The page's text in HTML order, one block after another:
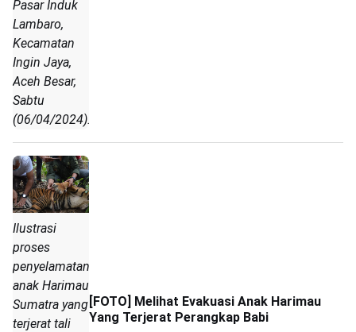
Pasar Induk
Lambaro,
Kecamatan
Ingin Jaya,
Aceh Besar,
Sabtu
(06/04/2024).
Ilustrasi
proses
penyelamatan
anak Harimau
Sumatra yang
terjerat tali
[FOTO] Melihat Evakuasi Anak Harimau
Yang Terjerat Perangkap Babi